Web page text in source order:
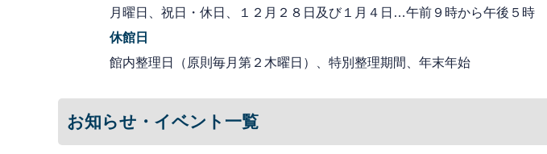
月曜日、祝日・休日、１２月２８日及び１月４日…午前９時から午後５時
休館日
館内整理日（原則毎月第２木曜日）、特別整理期間、年末年始
お知らせ・イベント一覧